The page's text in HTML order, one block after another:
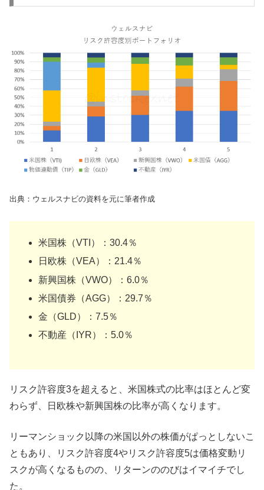
出典：ウェルスナビの資料を元に筆者作成
米国株（VTI）：30.4％
日欧株（VEA）：21.4％
新興国株（VWO）：6.0％
米国債券（AGG）：29.7％
金（GLD）：7.5％
不動産（IYR）：5.0％
リスク許容度3を超えると、米国株式の比率はほとんど変
わらず、日欧株や新興国株の比率が高くなります。
リーマンショック以降の米国以外の株価がぱっとしないこ
ともあり、リスク許容度4やリスク許容度5は価格変動リ
スクが高くなるものの、リターンののびはイマイチでし
た。